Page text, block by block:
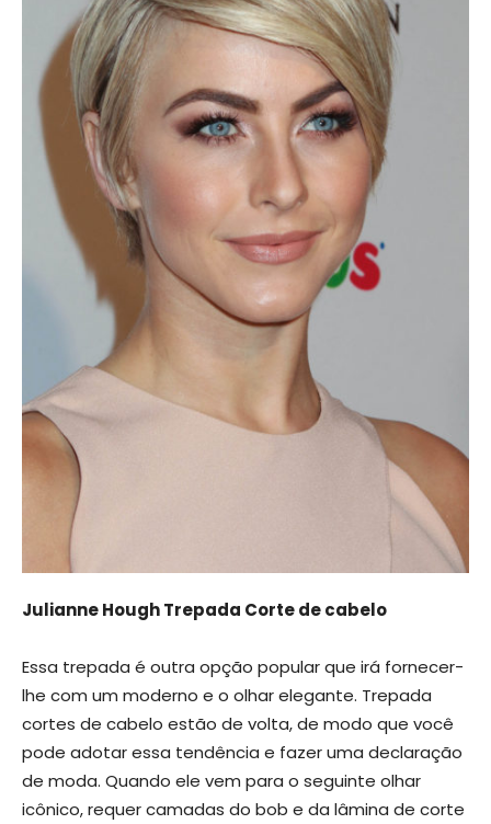
Julianne Hough Trepada Corte de cabelo
Essa trepada é outra opção popular que irá fornecer-
lhe com um moderno e o olhar elegante. Trepada
cortes de cabelo estão de volta, de modo que você
pode adotar essa tendência e fazer uma declaração
de moda. Quando ele vem para o seguinte olhar
icônico, requer camadas do bob e da lâmina de corte